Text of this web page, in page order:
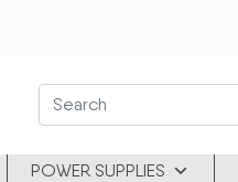
POWER SUPPLIES